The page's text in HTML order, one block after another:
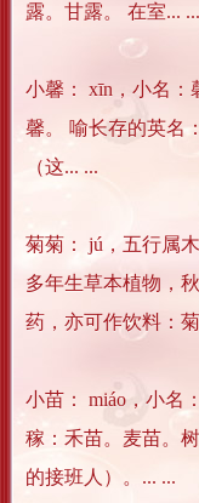
露。甘露。 在室... ...
小馨： xīn，小名：
馨。 喻长存的英名
（这... ...
菊菊： jú，五行属
多年生草本植物，
药，亦可作饮料：
小苗： miáo，小名
稼：禾苗。麦苗。
的接班人）。... ...